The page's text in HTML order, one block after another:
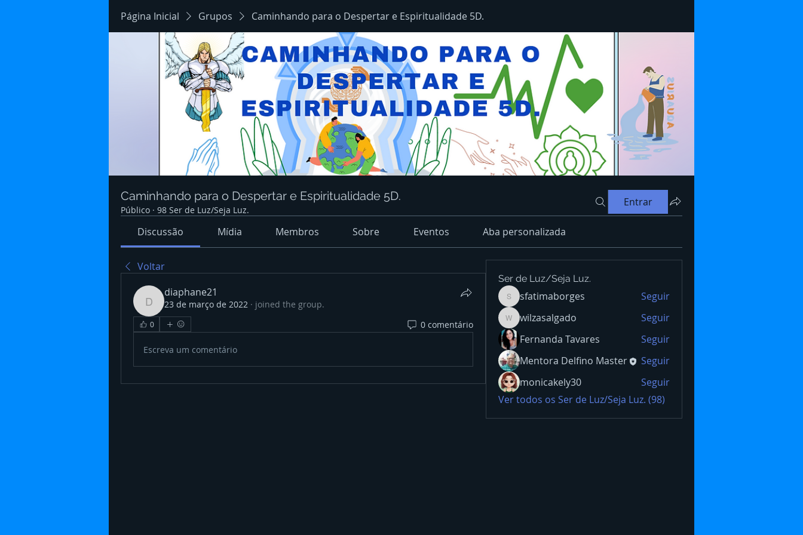
Página Inicial Grupos Caminhando para o Despertar e Espiritualidade 5D.
Caminhando para o Despertar e Espiritualidade 5D.
Público · 98 Ser de Luz/Seja Luz.
Entrar
Discussão Mídia Membros Sobre Eventos Aba personalizada
Voltar
diaphane21
diaphane21
23 de março de 2022 · joined the group.
0 0 comentário
Escreva um comentário
Ser de Luz/Seja Luz.
sfatimaborges
sfatimaborges Seguir
wilzasalgado
wilzasalgado
Seguir
Fernanda Tavares
Seguir
Mentora Delfino Master
Seguir
monicakely30
Seguir
Ver todos os Ser de Luz/Seja Luz. (98)